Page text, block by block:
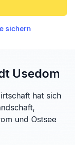
sichern
Usedom
hat sich
und Ostsee